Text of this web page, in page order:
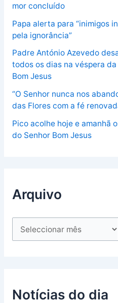
mor concluído
Papa alerta para “inimigos
pela ignorância”
Padre António Azevedo
todos os dias na véspera
Bom Jesus
“O Senhor nunca nos
das Flores com a fé
Pico acolhe hoje e amanhã
do Senhor Bom Jesus
Arquivo
Notícias do dia